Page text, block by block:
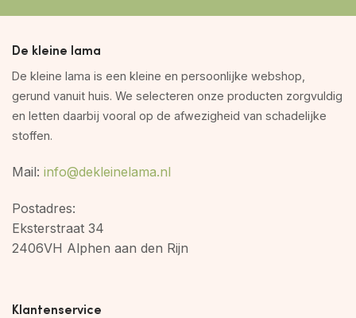
De kleine lama
De kleine lama is een kleine en persoonlijke webshop,
gerund vanuit huis. We selecteren onze producten zorgvuldig
en letten daarbij vooral op de afwezigheid van schadelijke
stoffen.
Mail: info@dekleinelama.nl
Postadres:
Eksterstraat 34
2406VH Alphen aan den Rijn
Klantenservice